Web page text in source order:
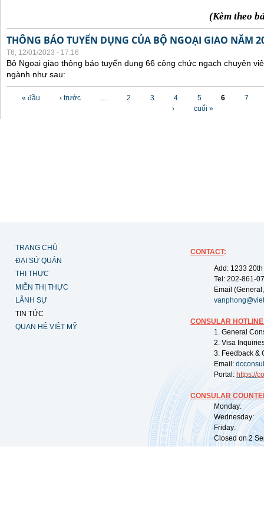
(Kèm theo
THÔNG BÁO TUYỂN DỤNG CỦA BỘ NGOẠI GIAO NĂM
T6, 12/01/2023 - 17:16
Bộ Ngoại giao thông báo tuyển dụng 66 công chức ngạch chuyên
ngành như sau:
Các trang
« đầu ‹ trước … 2 3 4 5 6
7
›
cuối »
TRANG CHỦ
ĐẠI SỨ QUÁN
THỊ THỰC
MIỄN THỊ THỰC
LÃNH SỰ
TIN TỨC
QUAN HỆ VIỆT MỸ
CONTACT:
Add: 1233
Tel: 202-861-
Email
CONSULAR
1. General
2. Visa
3. Feedback &
Email:
Portal: https://
CONSULAR
Monday:
Wednesday:
Friday:
Closed on 2